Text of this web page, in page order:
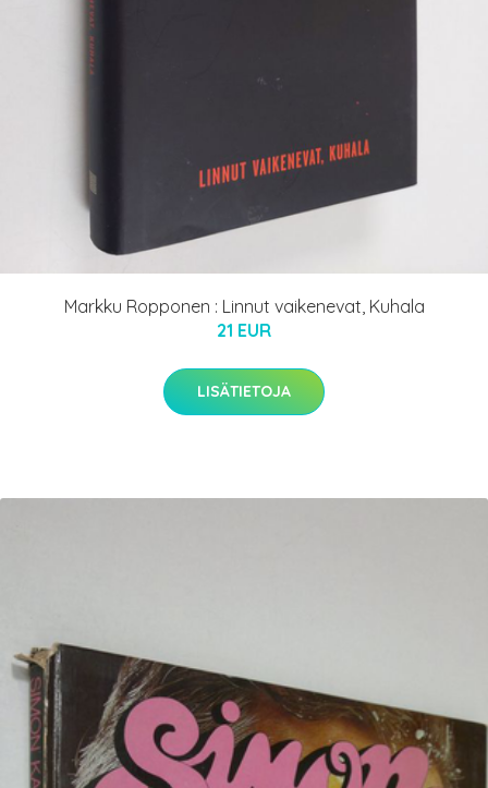
Markku Ropponen : Linnut vaikenevat, Kuhala
21 EUR
LISÄTIETOJA